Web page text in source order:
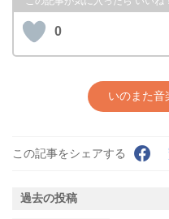
0
いのまた音
この記事をシェアする
過去の投稿